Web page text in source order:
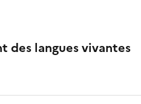
des langues vivantes